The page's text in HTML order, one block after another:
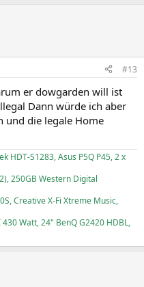
#13
er dowgarden will ist
Dann würde ich aber
und die legale Home
HDT-S1283, Asus P5Q P45, 2 x
250GB Western Digital
Creative X-Fi Xtreme Music,
Watt, 24" BenQ G2420 HDBL,